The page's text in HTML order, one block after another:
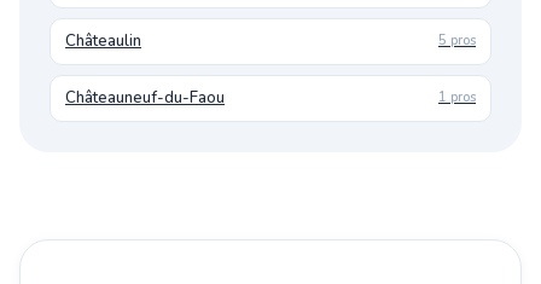
Châteaulin 5 pros
Châteauneuf-du-Faou 1 pros